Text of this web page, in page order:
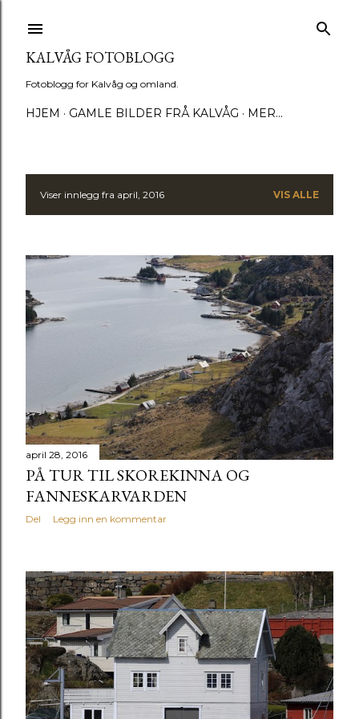
KALVÅG FOTOBLOGG
Fotoblogg for Kalvåg og omland.
HJEM GAMLE BILDER FRÅ KALVÅG MER…
I
n
l
e
Viser innlegg fra april, 2016 VIS ALLE
april 28, 2016
PÅ TUR TIL SKOREKINNA OG
FANNESKARVARDEN
Del Legg inn en kommentar